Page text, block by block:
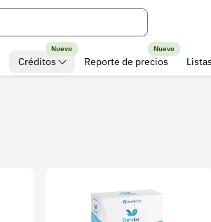
Créditos
Nuevo
Reporte de precios
Nuevo